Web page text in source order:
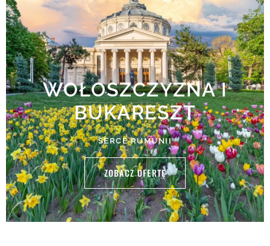
WOŁOSZCZYZNA I
BUKARESZT
SERCE RUMUNII
ZOBACZ OFERTĘ